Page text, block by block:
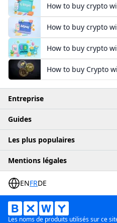
How to buy crypto
How to buy crypto
How to buy crypto
How to buy Crypto
Entreprise
Accueil
Compte
Entreprise
Contact
Guides
Articles
Produits
Plateformes
Méthodes de paiement
Les plus populaires
Acheter Robux
Acheter ChatGPT
Acheter Crypto
Mentions légales
Conditions générales
Politique de confidentialité
ENFRDE
Les noms de produits utilisés sur ce